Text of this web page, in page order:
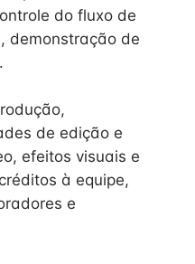
do fluxo de
demonstração de
de edição e
efeitos visuais e
à equipe,
e